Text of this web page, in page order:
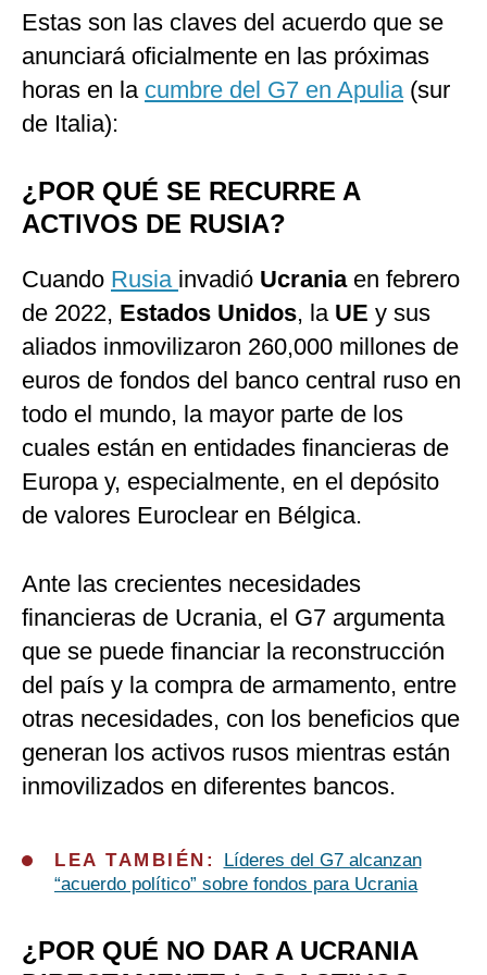
Estas son las claves del acuerdo que se
anunciará oficialmente en las próximas
horas en la cumbre del G7 en Apulia(sur
de Italia):
¿POR QUÉ SE RECURRE A
ACTIVOS DE RUSIA?
Cuando Rusia invadió Ucrania en febrero
de 2022, Estados Unidos, la UE y sus
aliados inmovilizaron 260,000 millones de
euros de fondos del banco central ruso en
todo el mundo, la mayor parte de los
cuales están en entidades financieras de
Europa y, especialmente, en el depósito
de valores Euroclear en Bélgica.
Ante las crecientes necesidades
financieras de Ucrania, el G7 argumenta
que se puede financiar la reconstrucción
del país y la compra de armamento, entre
otras necesidades, con los beneficios que
generan los activos rusos mientras están
inmovilizados en diferentes bancos.
LEA TAMBIÉN:
Líderes del G7 alcanzan
“acuerdo político” sobre fondos para Ucrania
¿POR QUÉ NO DAR A UCRANIA